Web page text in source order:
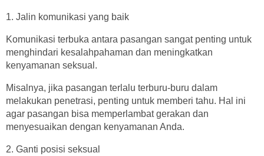
1. Jalin komunikasi yang baik
Komunikasi terbuka antara pasangan sangat penting untuk
menghindari kesalahpahaman dan meningkatkan
kenyamanan seksual.
Misalnya, jika pasangan terlalu terburu-buru dalam
melakukan penetrasi, penting untuk memberi tahu. Hal ini
agar pasangan bisa memperlambat gerakan dan
menyesuaikan dengan kenyamanan Anda.
2. Ganti posisi seksual